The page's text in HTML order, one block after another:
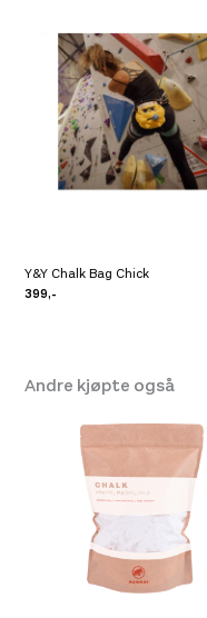
Størrelse: One Size
Platou Ålesund
Se butikkinformasjon
Y&Y Chalk Bag Chick
399,-
Andre kjøpte også